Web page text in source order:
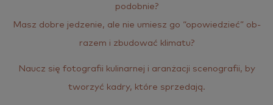
po­dob­nie?
Masz dobre je­dze­nie, ale nie umiesz go “opo­wie­dzieć” ob­
ra­zem i zbu­do­wać kli­ma­tu?
Naucz się fo­to­gra­fii ku­li­nar­nej i aran­ża­cji sce­no­gra­fii, by
two­rzyć kadry, które sprze­da­ją.